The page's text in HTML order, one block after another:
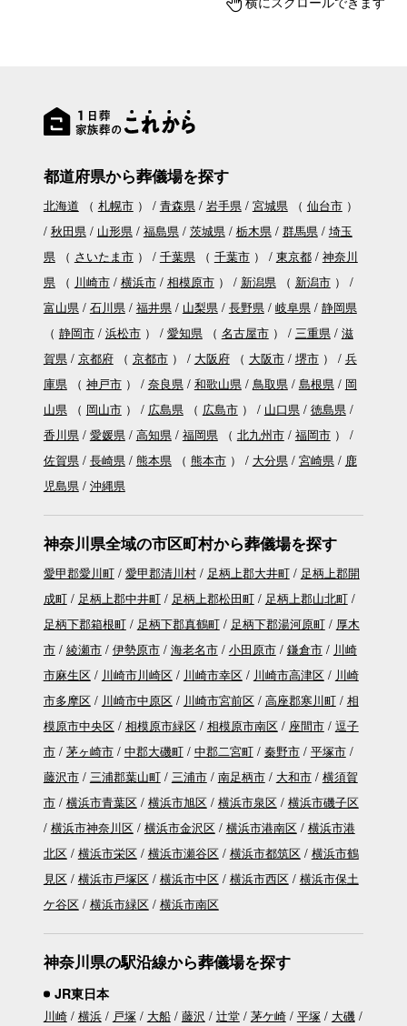
都道府県から葬儀場を探す
北海道 （ 札幌市） 青森県 岩手県 宮城県（ 仙台市）
秋田県
山形県 福島県 茨城県 栃木県 群馬県
埼玉
県（ さいたま市） 千葉県（ 千葉市） 東京都
神奈川
県（ 川崎市 横浜市 相模原市） 新潟県（ 新潟市）
富山県
石川県 福井県 山梨県 長野県 岐阜県
静岡県
（ 静岡市 浜松市） 愛知県（ 名古屋市） 三重県
滋
賀県
京都府（ 京都市） 大阪府（ 大阪市 堺市）
兵
庫県（ 神戸市） 奈良県 和歌山県 鳥取県 島根県
岡
山県（ 岡山市） 広島県（ 広島市） 山口県
徳島県
香川県
愛媛県 高知県 福岡県（ 北九州市 福岡市）
佐賀県
長崎県 熊本県（ 熊本市） 大分県 宮崎県
鹿
児島県
沖縄県
神奈川県全域の市区町村から葬儀場を探す
愛甲郡愛川町 愛甲郡清川村 足柄上郡大井町
足柄上郡開
成町
足柄上郡中井町 足柄上郡松田町
足柄上郡山北町
足柄下郡箱根町
足柄下郡真鶴町 足柄下郡湯河原町
厚木
市
綾瀬市 伊勢原市 海老名市 小田原市 鎌倉市
川崎
市麻生区
川崎市川崎区 川崎市幸区 川崎市高津区
川崎
市多摩区
川崎市中原区 川崎市宮前区 高座郡寒川町
相
模原市中央区
相模原市緑区 相模原市南区 座間市
逗子
市
茅ヶ崎市 中郡大磯町 中郡二宮町 秦野市
平塚市
藤沢市
三浦郡葉山町 三浦市 南足柄市 大和市
横須賀
市
横浜市青葉区 横浜市旭区 横浜市泉区
横浜市磯子区
横浜市神奈川区
横浜市金沢区 横浜市港南区
横浜市港
北区
横浜市栄区 横浜市瀬谷区 横浜市都筑区
横浜市鶴
見区
横浜市戸塚区 横浜市中区 横浜市西区
横浜市保土
ケ谷区
横浜市緑区 横浜市南区
神奈川県の駅沿線から葬儀場を探す
JR東日本
川崎 横浜 戸塚 大船 藤沢 辻堂 茅ケ崎 平塚
大磯